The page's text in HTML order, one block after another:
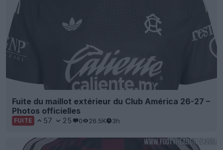
Fuite du maillot extérieur du Club América 26-27 –
Photos officielles
FUITE 57 25 0 26.5K 3h